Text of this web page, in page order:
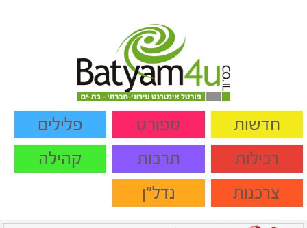
חדשות ספורט
פלילים
רכילות
תרבות
קהילה
צרכנות
נדל"ן